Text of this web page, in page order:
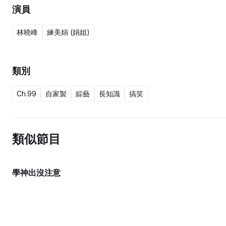
演員
林曉峰 練美娟 (娟姐)
類別
Ch.99 自家製 綜藝 長知識 搞笑
類似節目
學神出沒注意